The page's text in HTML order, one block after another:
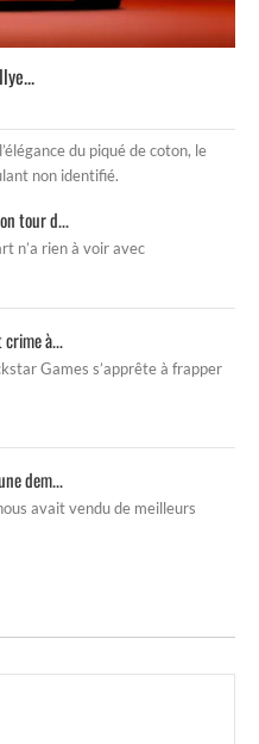
du piqué de coton, le
non identifié.
tour d...
n’a rien à voir avec
à...
Games s’apprête à frapper
dem...
avait vendu de meilleurs